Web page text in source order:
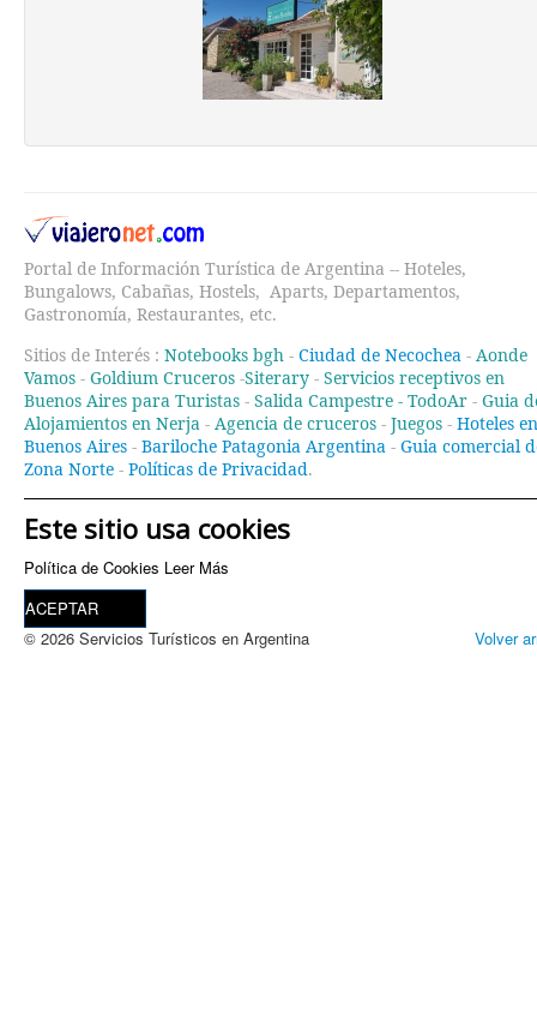
Portal de Información Turística de Argentina -- Hoteles,
Bungalows, Cabañas, Hostels, Aparts, Departamentos,
Gastronomía, Restaurantes, etc.
Sitios de Interés : Notebooks bgh - Ciudad de Necochea - Aonde
Vamos - Goldium Cruceros -Siterary - Servicios receptivos en
Buenos Aires para Turistas - Salida Campestre - TodoAr - Guia
Alojamientos en Nerja - Agencia de cruceros - Juegos - Hoteles en
Buenos Aires - Bariloche Patagonia Argentina - Guia comercial
Zona Norte - Políticas de Privacidad.
Este sitio usa cookies
Política de Cookies Leer Más
ACEPTAR
Volver
© 2026 Servicios Turísticos en Argentina